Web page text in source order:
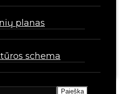
planas
schema